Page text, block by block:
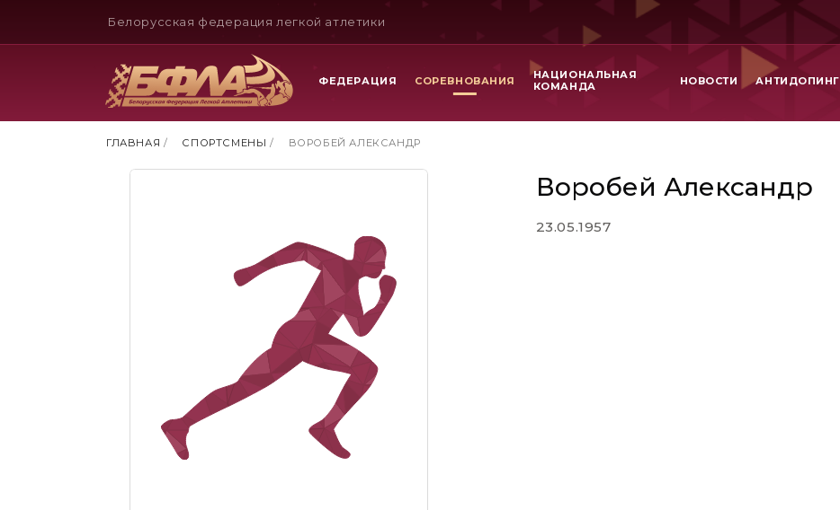
Белорусская федерация легкой атлетики
ФЕДЕРАЦИЯ СОРЕВНОВАНИЯ
НАЦИОНАЛЬНАЯ
КОМАНДА
НОВОСТИ АНТИДОПИНГ
ГЛАВНАЯ / СПОРТСМЕНЫ / ВОРОБЕЙ АЛЕКСАНДР
Воробей Александр
23.05.1957